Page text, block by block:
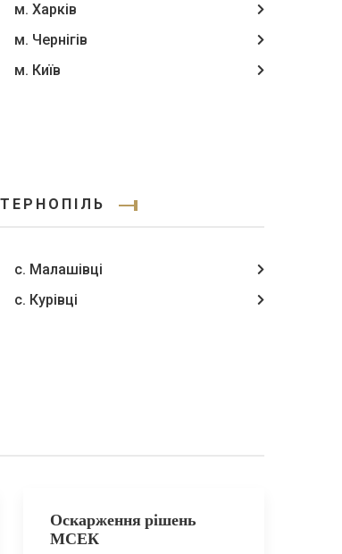
м. Харків
м. Чернігів
м. Київ
с. Малашівці
с. Курівці
Оскарження рішень
МСЕК